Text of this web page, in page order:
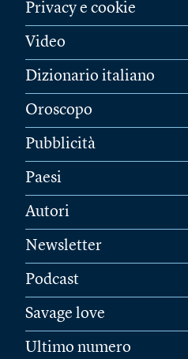
Privacy e cookie
Video
Dizionario italiano
Oroscopo
Pubblicità
Paesi
Autori
Newsletter
Podcast
Savage love
Ultimo numero